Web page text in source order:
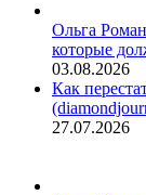
Ольга
которые
03.08.2026
Как
27.07.2026